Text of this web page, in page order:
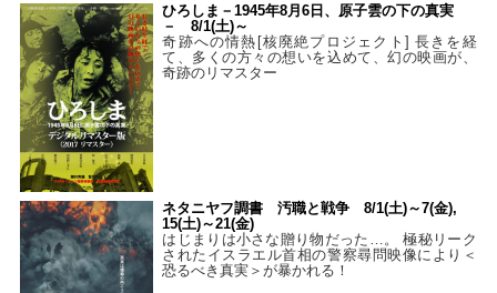
ひろしま－1945年8月6日、原子雲の下の真実
－ 8/1(土)～
奇跡への情熱[核廃絶プロジェクト] 長きを経
て、多くの方々の想いを込めて、幻の映画が、
奇跡のリマスター
ネタニヤフ調書 汚職と戦争 8/1(土)～7(金),
15(土)～21(金)
はじまりは小さな贈り物だった…。 極秘リーク
されたイスラエル首相の警察尋問映像により＜
恐るべき真実＞が暴かれる！